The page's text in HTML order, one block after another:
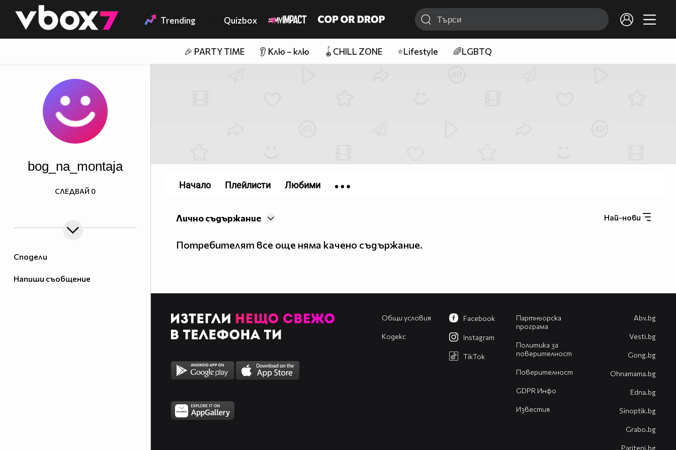
👾 Trending Quizbox
🎉 PARTY TIME 👂 Клю – клю 🪀CHILL ZONE ⭐Lifestyle 🌈LGBTQ
Сподели
Напиши съобщение
bog_na_montaja
СЛЕДВАЙ 0
Най-нови
Лично съдържание
Потребителят все още няма качено съдържание.
Начало Плейлисти Любими
Общи условия
Кодекс
Партньорска
програма
Политика за
поверителност
Поверителност
GDPR Инфо
Известия
Facebook
Instagram
TikTok
Abv.bg
Vesti.bg
Gong.bg
Оhnamama.bg
Edna.bg
Sinoptik.bg
Grabo.bg
Pariteni.bg